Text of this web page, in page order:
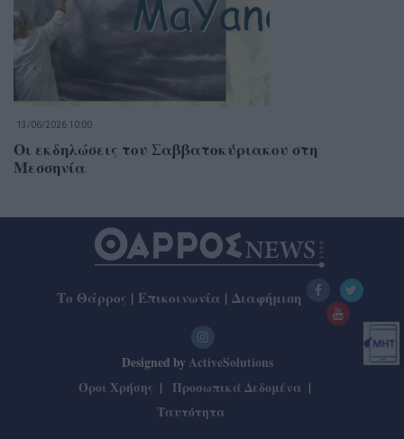
13/06/2026 10:00
Οι εκδηλώσεις του Σαββατοκύριακου στη
Μεσσηνία
Το Θάρρος | Επικοινωνία | Διαφήμιση
Designed by ActiveSolutions
Όροι Χρήσης
Προσωπικά Δεδομένα
Ταυτότητα